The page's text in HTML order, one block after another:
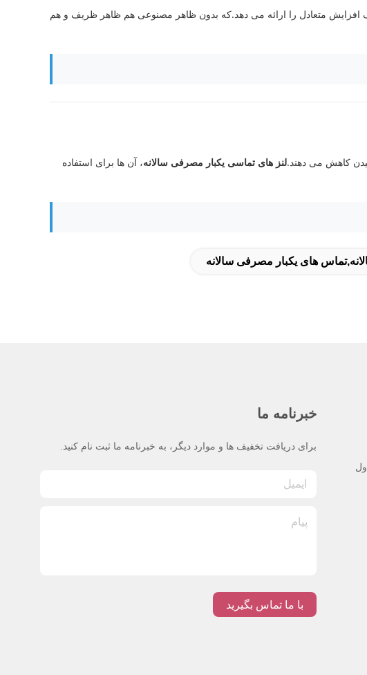
متعادل را ارائه می دهد.که بدون ظاهر مصنوعی هم ظاهر ظریف و هم
کاهش می دهند.لنز های تماسی یکبار مصرفی سالانه، آن ها برای استفاده
های یکبار مصرفی سالانه
789، جاده اول
خبرنامه ما
برای دریافت تخفیف ها و موارد دیگر، به خبرنامه ما ثبت نام کنید.
با ما تماس بگیرید